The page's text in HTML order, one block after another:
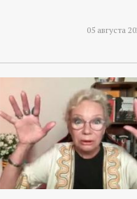
05 августа